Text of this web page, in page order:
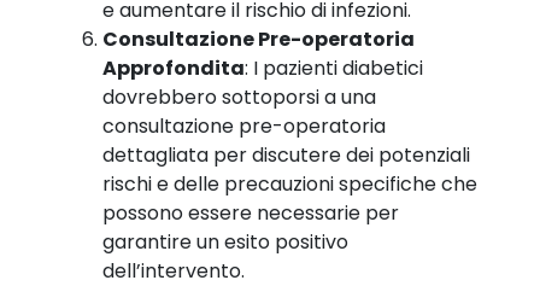
e aumentare il rischio di infezioni.
Consultazione Pre-operatoria
Approfondita: I pazienti diabetici
dovrebbero sottoporsi a una
consultazione pre-operatoria
dettagliata per discutere dei potenziali
rischi e delle precauzioni specifiche che
possono essere necessarie per
garantire un esito positivo
dell’intervento.